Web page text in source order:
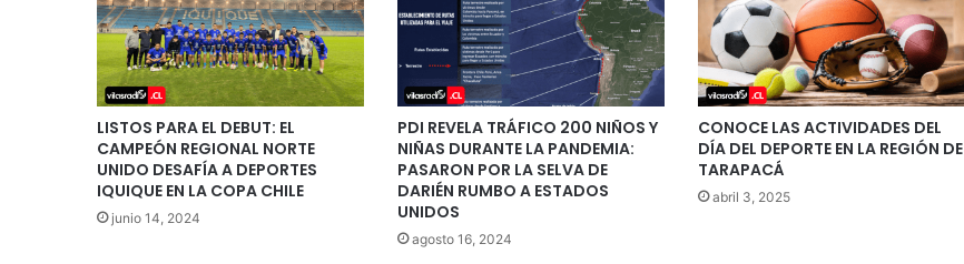
LISTOS PARA EL DEBUT: EL
CAMPEÓN REGIONAL NORTE
UNIDO DESAFÍA A DEPORTES
IQUIQUE EN LA COPA CHILE
junio 14, 2024
PDI REVELA TRÁFICO 200 NIÑOS Y
NIÑAS DURANTE LA PANDEMIA:
PASARON POR LA SELVA DE
DARIÉN RUMBO A ESTADOS
UNIDOS
agosto 16, 2024
CONOCE LAS ACTIVIDADES DEL
DÍA DEL DEPORTE EN LA REGIÓN DE
TARAPACÁ
abril 3, 2025